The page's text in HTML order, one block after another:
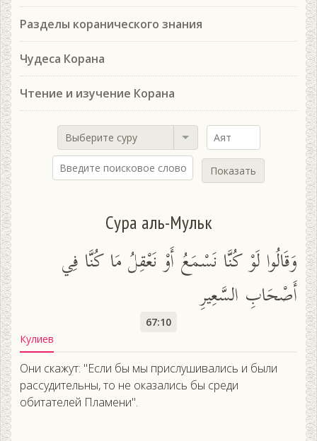
Разделы коранического знания
Чудеса Корана
Чтение и изучение Корана
Выберите суру
Показать
Сура аль-Мульк
وَقَالُوا لَوْ كُنَّا نَسْمَعُ أَوْ نَعْقِلُ مَا كُنَّا فِي
أَصْحَابِ السَّعِيرِ
67:10
Кулиев
Они скажут: "Если бы мы прислушивались и были
рассудительны, то не оказались бы среди
обитателей Пламени".